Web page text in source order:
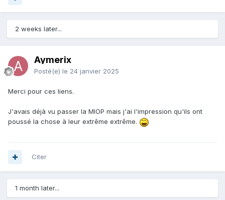
2 weeks later...
Aymerix
Posté(e) le 24 janvier 2025
Merci pour ces liens.
J'avais déjà vu passer la MIOP mais j'ai l'impression qu'ils ont
poussé la chose à leur extrême extrême.
Citer
1 month later...